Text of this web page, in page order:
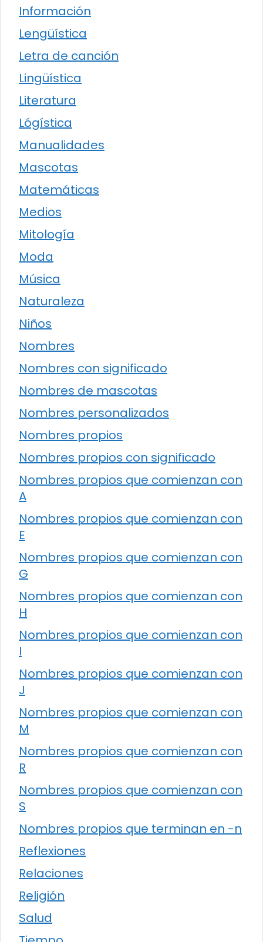
Información
Lengüística
Letra de canción
Lingüística
Literatura
Lógística
Manualidades
Mascotas
Matemáticas
Medios
Mitología
Moda
Música
Naturaleza
Niños
Nombres
Nombres con significado
Nombres de mascotas
Nombres personalizados
Nombres propios
Nombres propios con significado
Nombres propios que comienzan con
A
Nombres propios que comienzan con
E
Nombres propios que comienzan con
G
Nombres propios que comienzan con
H
Nombres propios que comienzan con
I
Nombres propios que comienzan con
J
Nombres propios que comienzan con
M
Nombres propios que comienzan con
R
Nombres propios que comienzan con
S
Nombres propios que terminan en -n
Reflexiones
Relaciones
Religión
Salud